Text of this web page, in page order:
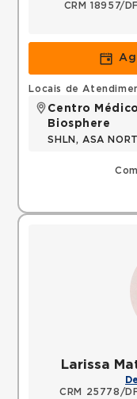
CRM 18957/DF
Locais de
Centro
Biosphere
SHLN, ASA
Larissa
CRM 25778/